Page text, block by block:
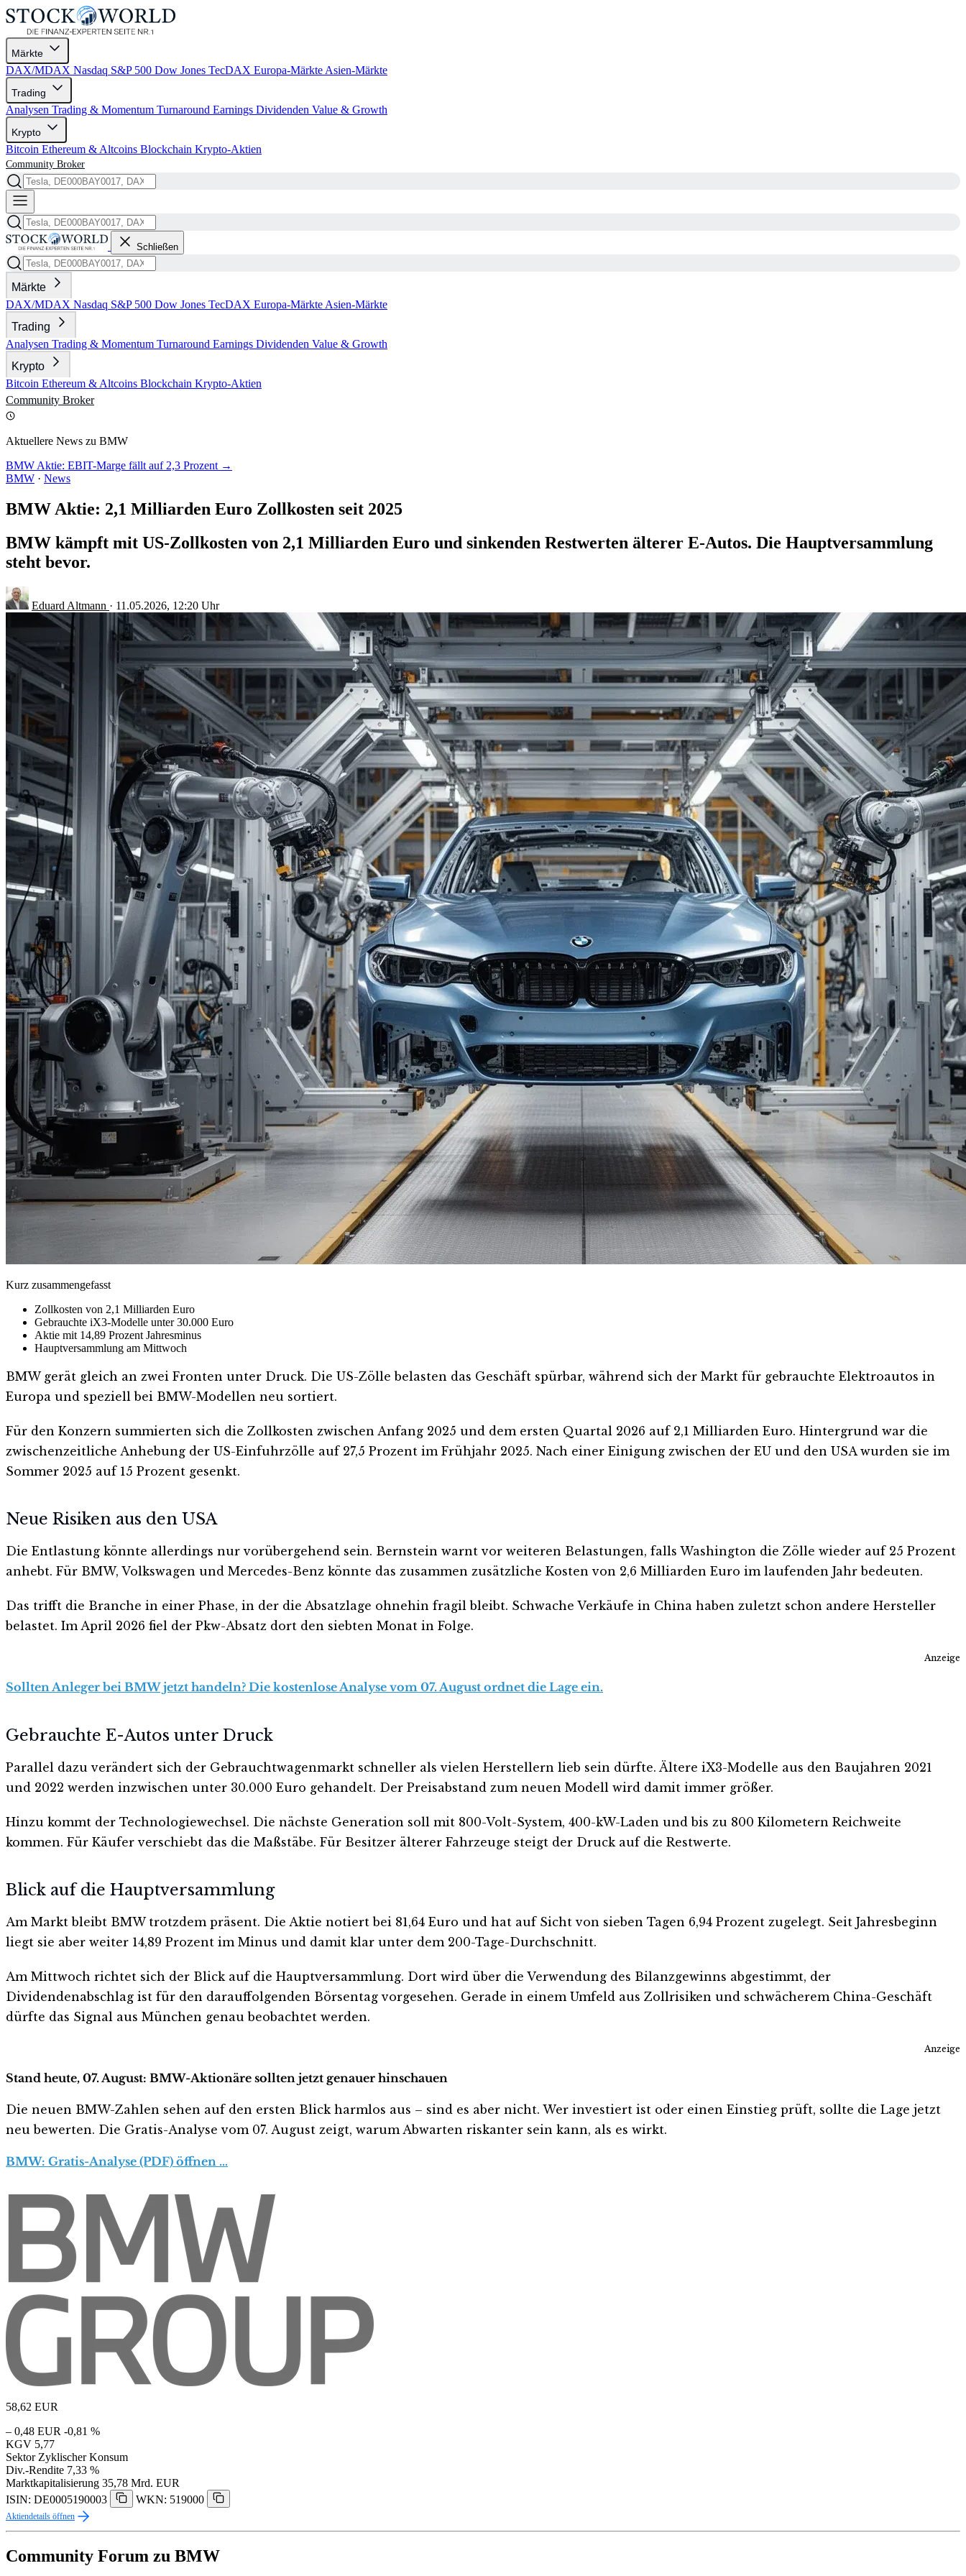
Märkte
DAX/MDAX Nasdaq S&P 500 Dow Jones TecDAX Europa-Märkte Asien-Märkte
Trading
Analysen Trading & Momentum Turnaround Earnings Dividenden Value & Growth
Krypto
Bitcoin Ethereum & Altcoins Blockchain Krypto-Aktien
Community Broker
Schließen
Märkte
DAX/MDAX Nasdaq S&P 500 Dow Jones TecDAX Europa-Märkte Asien-Märkte
Trading
Analysen Trading & Momentum Turnaround Earnings Dividenden Value & Growth
Krypto
Bitcoin Ethereum & Altcoins Blockchain Krypto-Aktien
Community Broker
Aktuellere News zu BMW
BMW Aktie: EBIT-Marge fällt auf 2,3 Prozent →
BMW · News
BMW Aktie: 2,1 Milliarden Euro Zollkosten seit 2025
BMW kämpft mit US-Zollkosten von 2,1 Milliarden Euro und sinkenden Restwerten älterer E-Autos. Die Hauptversammlung
steht bevor.
Eduard Altmann · 11.05.2026, 12:20 Uhr
Kurz zusammengefasst
Zollkosten von 2,1 Milliarden Euro
Gebrauchte iX3-Modelle unter 30.000 Euro
Aktie mit 14,89 Prozent Jahresminus
Hauptversammlung am Mittwoch
BMW gerät gleich an zwei Fronten unter Druck. Die US-Zölle belasten das Geschäft spürbar, während sich der Markt für gebrauchte Elektroautos in
Europa und speziell bei BMW-Modellen neu sortiert.
Für den Konzern summierten sich die Zollkosten zwischen Anfang 2025 und dem ersten Quartal 2026 auf 2,1 Milliarden Euro. Hintergrund war die
zwischenzeitliche Anhebung der US-Einfuhrzölle auf 27,5 Prozent im Frühjahr 2025. Nach einer Einigung zwischen der EU und den USA wurden sie im
Sommer 2025 auf 15 Prozent gesenkt.
Neue Risiken aus den USA
Die Entlastung könnte allerdings nur vorübergehend sein. Bernstein warnt vor weiteren Belastungen, falls Washington die Zölle wieder auf 25 Prozent
anhebt. Für BMW, Volkswagen und Mercedes-Benz könnte das zusammen zusätzliche Kosten von 2,6 Milliarden Euro im laufenden Jahr bedeuten.
Das trifft die Branche in einer Phase, in der die Absatzlage ohnehin fragil bleibt. Schwache Verkäufe in China haben zuletzt schon andere Hersteller
belastet. Im April 2026 fiel der Pkw-Absatz dort den siebten Monat in Folge.
Anzeige
Sollten Anleger bei BMW jetzt handeln? Die kostenlose Analyse vom 07. August ordnet die Lage ein.
Gebrauchte E-Autos unter Druck
Parallel dazu verändert sich der Gebrauchtwagenmarkt schneller als vielen Herstellern lieb sein dürfte. Ältere iX3-Modelle aus den Baujahren 2021
und 2022 werden inzwischen unter 30.000 Euro gehandelt. Der Preisabstand zum neuen Modell wird damit immer größer.
Hinzu kommt der Technologiewechsel. Die nächste Generation soll mit 800-Volt-System, 400-kW-Laden und bis zu 800 Kilometern Reichweite
kommen. Für Käufer verschiebt das die Maßstäbe. Für Besitzer älterer Fahrzeuge steigt der Druck auf die Restwerte.
Blick auf die Hauptversammlung
Am Markt bleibt BMW trotzdem präsent. Die Aktie notiert bei 81,64 Euro und hat auf Sicht von sieben Tagen 6,94 Prozent zugelegt. Seit Jahresbeginn
liegt sie aber weiter 14,89 Prozent im Minus und damit klar unter dem 200-Tage-Durchschnitt.
Am Mittwoch richtet sich der Blick auf die Hauptversammlung. Dort wird über die Verwendung des Bilanzgewinns abgestimmt, der
Dividendenabschlag ist für den darauffolgenden Börsentag vorgesehen. Gerade in einem Umfeld aus Zollrisiken und schwächerem China-Geschäft
dürfte das Signal aus München genau beobachtet werden.
Anzeige
Stand heute, 07. August: BMW-Aktionäre sollten jetzt genauer hinschauen
Die neuen BMW-Zahlen sehen auf den ersten Blick harmlos aus – sind es aber nicht. Wer investiert ist oder einen Einstieg prüft, sollte die Lage jetzt
neu bewerten. Die Gratis-Analyse vom 07. August zeigt, warum Abwarten riskanter sein kann, als es wirkt.
BMW: Gratis-Analyse (PDF) öffnen …
58,62 EUR
– 0,48 EUR -0,81 %
KGV 5,77
Sektor Zyklischer Konsum
Div.-Rendite 7,33 %
Marktkapitalisierung 35,78 Mrd. EUR
ISIN: DE0005190003
WKN: 519000
Aktiendetails öffnen
Community Forum zu BMW